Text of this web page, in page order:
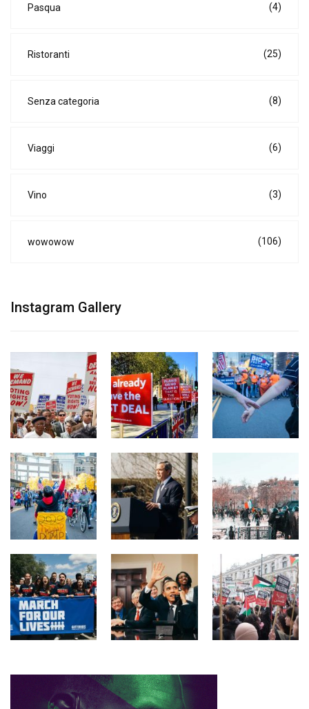
Pasqua (4)
Ristoranti (25)
Senza categoria (8)
Viaggi (6)
Vino (3)
wowowow (106)
Instagram Gallery